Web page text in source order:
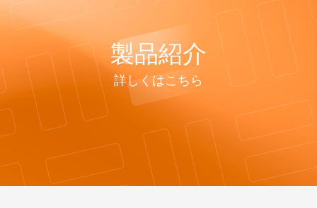
製品紹介
詳しくはこちら